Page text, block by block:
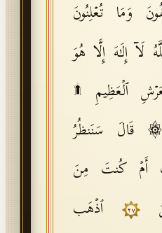
وَمَا تُعۡلِنُونَ
لَاۤ إِلَـٰهَ إِلَّا هُوَ
ٱلۡعَظِیمِ ۩
۞ قَالَ سَنَنظُرُ
أَمۡ كُنتَ مِنَ
٢٧
ٱذۡهَب